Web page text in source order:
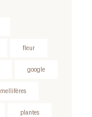
fleur
google
mellifères
plantes